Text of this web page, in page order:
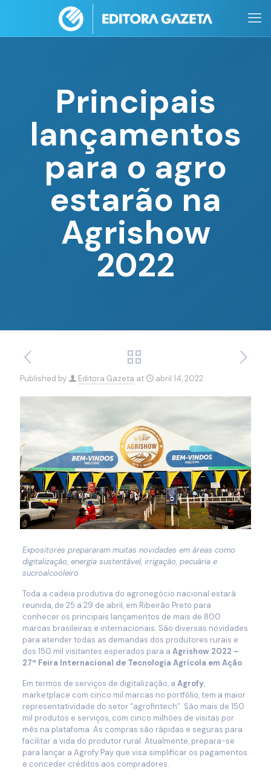
Principais
lançamentos
para o agro
estarão na
Agrishow
2022
Published by Editora Gazeta at abril 14, 2022
Expositores prepararam muitas novidades em áreas como
digitalização, energia sustentável, irrigação, pecuária e
sucroalcooleiro
Toda a cadeia produtiva do agronegócio nacional estará
reunida, de 25 a 29 de abril, em Ribeirão Preto para
conhecer os principais lançamentos de mais de 800
marcas brasileiras e internacionais. São diversas novidades
para atender todas as demandas dos produtores rurais e
dos 150 mil visitantes esperados para a Agrishow 2022 –
27ª Feira Internacional de Tecnologia Agrícola em Ação.
Em termos de serviços de digitalização, a Agrofy,
marketplace com cinco mil marcas no portfólio, tem a maior
representatividade do setor “agrofintech”. São mais de 150
mil produtos e serviços, com cinco milhões de visitas por
mês na platafoma. As compras são rápidas e seguras para
facilitar a vida do produtor rural. Atualmente, prepara-se
para lançar a Agrofy Pay que visa simplificar os pagamentos
e conceder créditos aos compradores.